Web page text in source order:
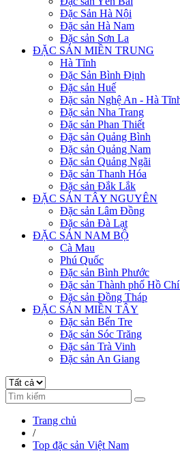
Đặc Sản Hà Nội
Đặc sản Hà Nam
Đặc sản Sơn La
ĐẶC SẢN MIỀN TRUNG
Hà Tĩnh
Đặc Sản Bình Định
Đặc sản Huế
Đặc sản Nghệ An - Hà
Đặc sản Nha Trang
Đặc sản Phan Thiết
Đặc sản Quảng Bình
Đặc sản Quảng Nam
Đặc sản Quảng Ngãi
Đặc sản Thanh Hóa
Đặc sản Đắk Lắk
ĐẶC SẢN TÂY NGUYÊN
Đặc sản Lâm Đồng
Đặc sản Đà Lạt
ĐẶC SẢN NAM BỘ
Cà Mau
Phú Quốc
Đặc sản Bình Phước
Đặc sản Thành phố Hồ
Đặc sản Đồng Tháp
ĐẶC SẢN MIỀN TÂY
Đặc sản Bến Tre
Đặc sản Sóc Trăng
Đặc sản Trà Vinh
Đặc sản An Giang
Trang chủ
/
Top đặc sản Việt Nam